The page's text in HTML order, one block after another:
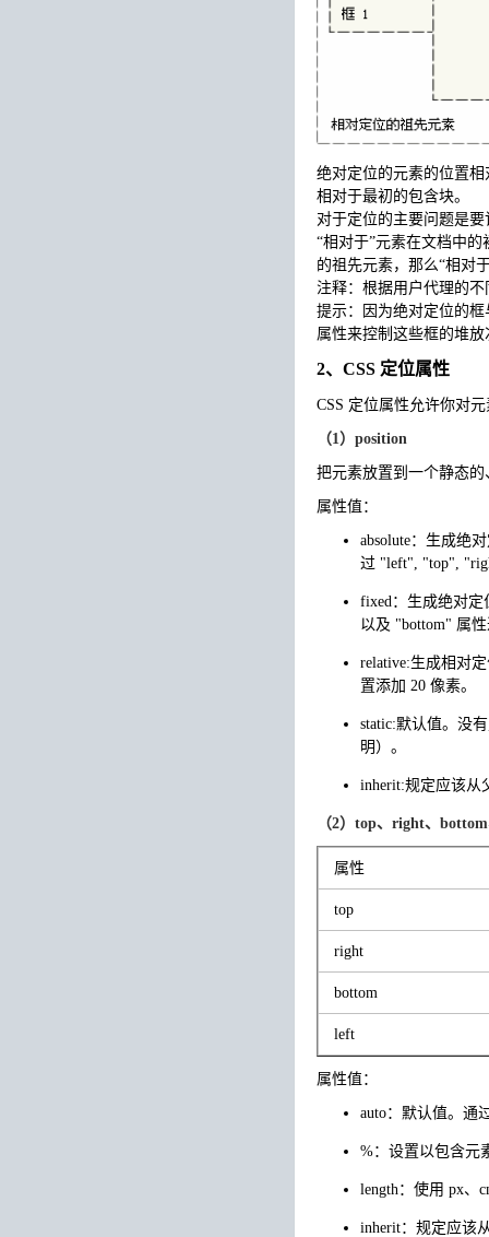
绝对定位的元素的位置
相对于最初的包含块。
对于定位的主要问题是
“相对于”元素在文档中
的祖先元素，那么“相对
注释：根据用户代理的
提示：因为绝对定位的
属性来控制这些框的堆放
2、CSS 定位属性
CSS 定位属性允许你对
（1）position
把元素放置到一个静态
属性值：
absolute：生成绝
过 "left", "top",
fixed：生成绝对
以及 "bottom" 属
relative:生成相对
置添加 20 像素。
static:默认值。没
明）。
inherit:规定应该从
（2）top、right、
属性
top
right
bottom
left
属性值：
auto：默认值。通
%：设置以包含元
length：使用 px、
inherit：规定应该